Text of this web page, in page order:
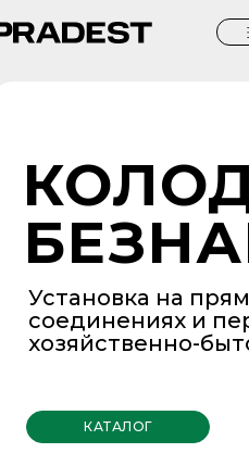
Установка на
соединениях и
хозяйственно-
КАТАЛОГ